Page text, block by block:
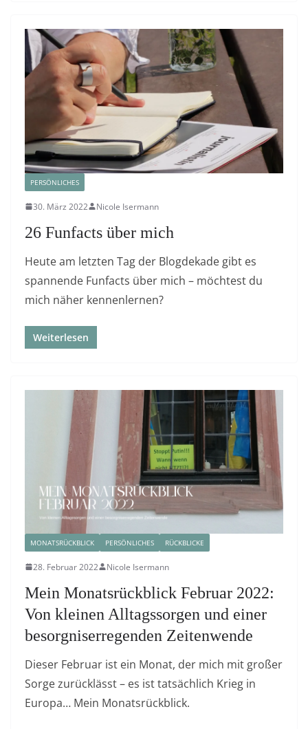
PERSÖNLICHES
30. März 2022 Nicole Isermann
26 Funfacts über mich
Heute am letzten Tag der Blogdekade gibt es
spannende Funfacts über mich – möchtest du
mich näher kennenlernen?
Weiterlesen
MONATSRÜCKBLICK PERSÖNLICHES RÜCKBLICKE
28. Februar 2022 Nicole Isermann
Mein Monatsrückblick Februar 2022:
Von kleinen Alltagssorgen und einer
besorgniserregenden Zeitenwende
Dieser Februar ist ein Monat, der mich mit großer
Sorge zurücklässt – es ist tatsächlich Krieg in
Europa… Mein Monatsrückblick.